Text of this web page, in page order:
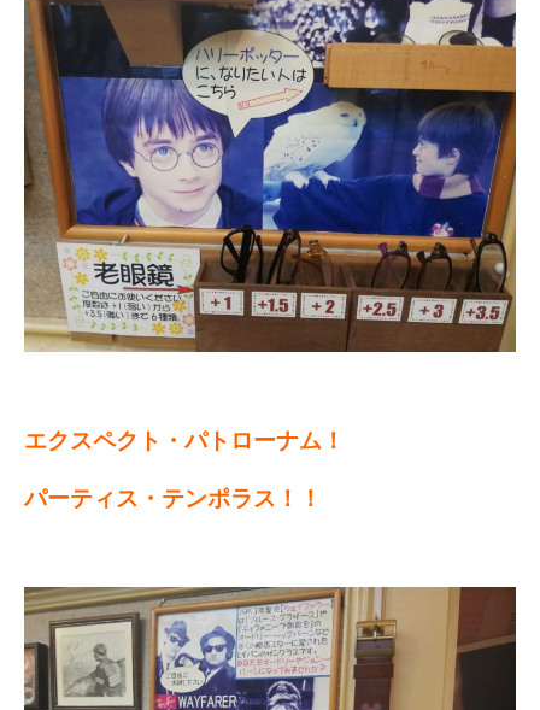
エクスペクト・パトローナム！
パーティス・テンポラス！！